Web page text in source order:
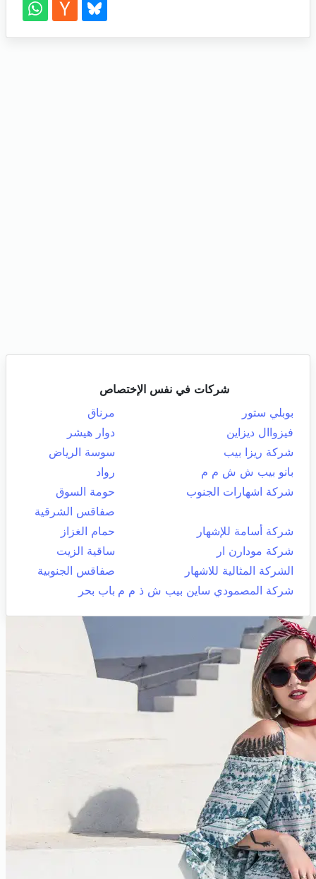
شركات في نفس الإختصاص
بوبلي ستور
مرناق
فيزواال ديزاين
دوار هيشر
شركة ريزا بيب
سوسة الرياض
بانو بيب ش ش م م
رواد
شركة اشهارات الجنوب
حومة السوق
صفاقس الشرقية
شركة أسامة للإشهار
حمام الغزاز
شركة مودارن ار
ساقية الزيت
الشركة المثالية للاشهار
صفاقس الجنوبية
شركة المصمودي ساين بيب ش ذ م م باب بحر